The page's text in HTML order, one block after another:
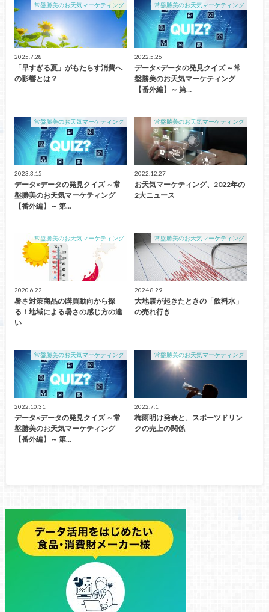
常盤勝美のお天気マーケティング
2025.7.28
「早すぎる夏」がもたらす消費へ
の影響とは？
常盤勝美のお天気マーケティング
2022.5.26
データ×データの発見クイズ ～常
盤勝美のお天気マーケティング
【番外編】～ 第…
常盤勝美のお天気マーケティング
2023.3.15
データ×データの発見クイズ ～常
盤勝美のお天気マーケティング
【番外編】～ 第…
常盤勝美のお天気マーケティング
2022.12.27
お天気マーケティング、2022年の
2大ニュース
常盤勝美のお天気マーケティング
2020.6.22
暑さ対策商品の購買動向から探
る！地域による暑さの感じ方の違
い
常盤勝美のお天気マーケティング
2024.8.29
大地震が起きたときの「飲料水」
の売れ行き
常盤勝美のお天気マーケティング
2022.10.31
データ×データの発見クイズ ～常
盤勝美のお天気マーケティング
【番外編】～ 第…
常盤勝美のお天気マーケティング
2022.7.1
梅雨明け発表と、スポーツドリン
クの売上の関係